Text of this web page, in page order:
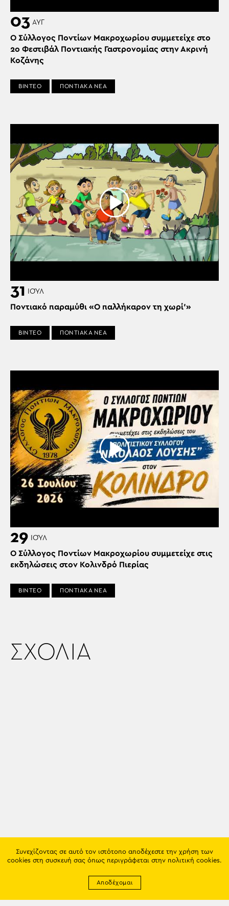
03 ΑΥΓ
Ο Σύλλογος Ποντίων Μακροχωρίου συμμετείχε στο
2ο Φεστιβάλ Ποντιακής Γαστρονομίας στην Ακρινή
Κοζάνης
ΒΙΝΤΕΟ ΠΟΝΤΙΑΚΑ ΝΕΑ
31 ΙΟΎΛ
Ποντιακό παραμύθι «Ο παλλήκαρον τη χωρί’»
ΒΙΝΤΕΟ ΠΟΝΤΙΑΚΑ ΝΕΑ
29 ΙΟΎΛ
Ο Σύλλογος Ποντίων Μακροχωρίου συμμετείχε στις
εκδηλώσεις στον Κολινδρό Πιερίας
ΒΙΝΤΕΟ ΠΟΝΤΙΑΚΑ ΝΕΑ
ΣΧΟΛΙΑ
Συνεχίζοντας σε αυτό τον ιστότοπο αποδέχεστε την χρήση των
cookies στη συσκευή σας όπως περιγράφεται στην πολιτική cookies.
Αποδέχομαι